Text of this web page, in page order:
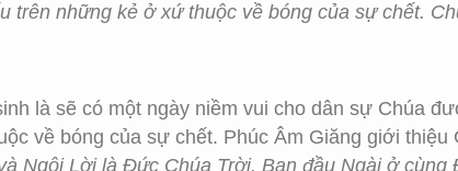
trên những kẻ ở xứ thuộc về bóng của sự chết.
là sẽ có một ngày niềm vui cho dân sự Chúa
về bóng của sự chết. Phúc Âm Giăng giới thiệu
Ngôi Lời là Đức Chúa Trời. Ban đầu Ngài ở cùng